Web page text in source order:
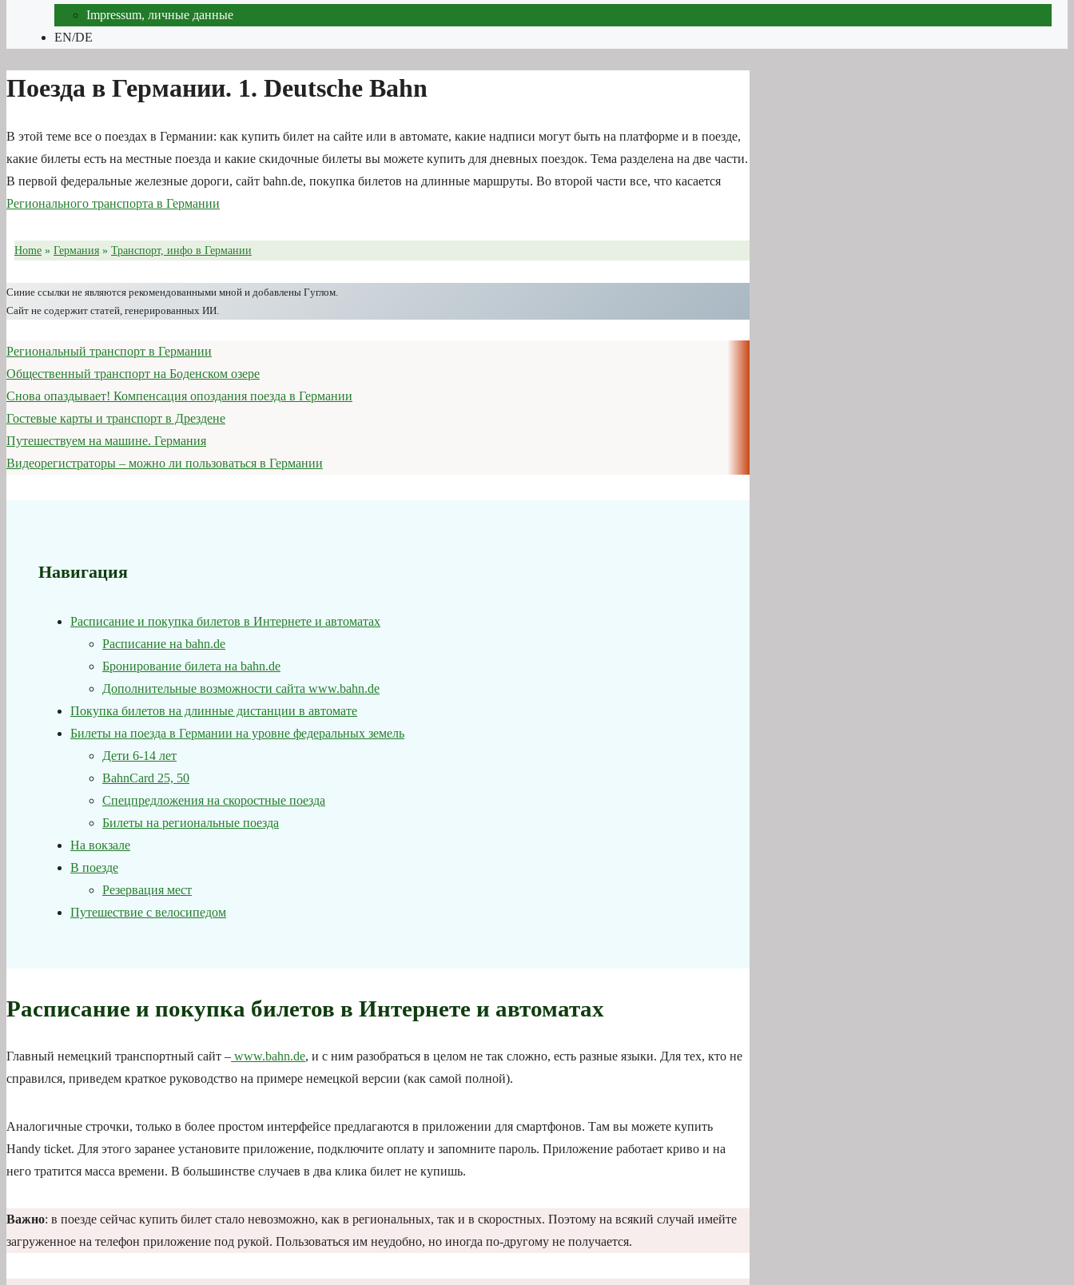
Impressum, личные данные
EN/DE
Поезда в Германии. 1. Deutsche Bahn
В этой теме все о поездах в Германии: как купить билет на сайте или в автомате, какие надписи могут быть на платформе и в поезде,
какие билеты есть на местные поезда и какие скидочные билеты вы можете купить для дневных поездок. Тема разделена на две части.
В первой федеральные железные дороги, сайт bahn.de, покупка билетов на длинные маршруты. Во второй части все, что касается
Регионального транспорта в Германии
Home » Германия » Транспорт, инфо в Германии
Синие ссылки не являются рекомендованными мной и добавлены Гуглом.
Сайт не содержит статей, генерированных ИИ.
Региональный транспорт в Германии
Общественный транспорт на Боденском озере
Снова опаздывает! Компенсация опоздания поезда в Германии
Гостевые карты и транспорт в Дрездене
Путешествуем на машине. Германия
Видеорегистраторы – можно ли пользоваться в Германии
Навигация
Расписание и покупка билетов в Интернете и автоматах
Расписание на bahn.de
Бронирование билета на bahn.de
Дополнительные возможности сайта www.bahn.de
Покупка билетов на длинные дистанции в автомате
Билеты на поезда в Германии на уровне федеральных земель
Дети 6-14 лет
BahnCard 25, 50
Спецпредложения на скоростные поезда
Билеты на региональные поезда
На вокзале
В поезде
Резервация мест
Путешествие с велосипедом
Расписание и покупка билетов в Интернете и автоматах
Главный немецкий транспортный сайт – www.bahn.de, и с ним разобраться в целом не так сложно, есть разные языки. Для тех, кто не
справился, приведем краткое руководство на примере немецкой версии (как самой полной).
Аналогичные строчки, только в более простом интерфейсе предлагаются в приложении для смартфонов. Там вы можете купить
Handy ticket. Для этого заранее установите приложение, подключите оплату и запомните пароль. Приложение работает криво и на
него тратится масса времени. В большинстве случаев в два клика билет не купишь.
Важно: в поезде сейчас купить билет стало невозможно, как в региональных, так и в скоростных. Поэтому на всякий случай имейте
загруженное на телефон приложение под рукой. Пользоваться им неудобно, но иногда по-другому не получается.